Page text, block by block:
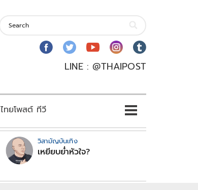
LINE : @THAIPOST
ไทยโพสต์ ทีวี
วิสามัญบันเทิง
เหยียบย่ำหัวใจ?